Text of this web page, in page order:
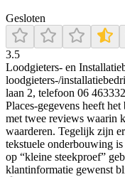
Gesloten
3.5
Loodgieters- en
loodgieters-/
laan 2, telefoon 06
Places-gegevens heeft
met twee reviews waarin
waarderen. Tegelijk zijn
tekstuele onderbouwing
op “kleine steekproef”
klantinformatie gewenst